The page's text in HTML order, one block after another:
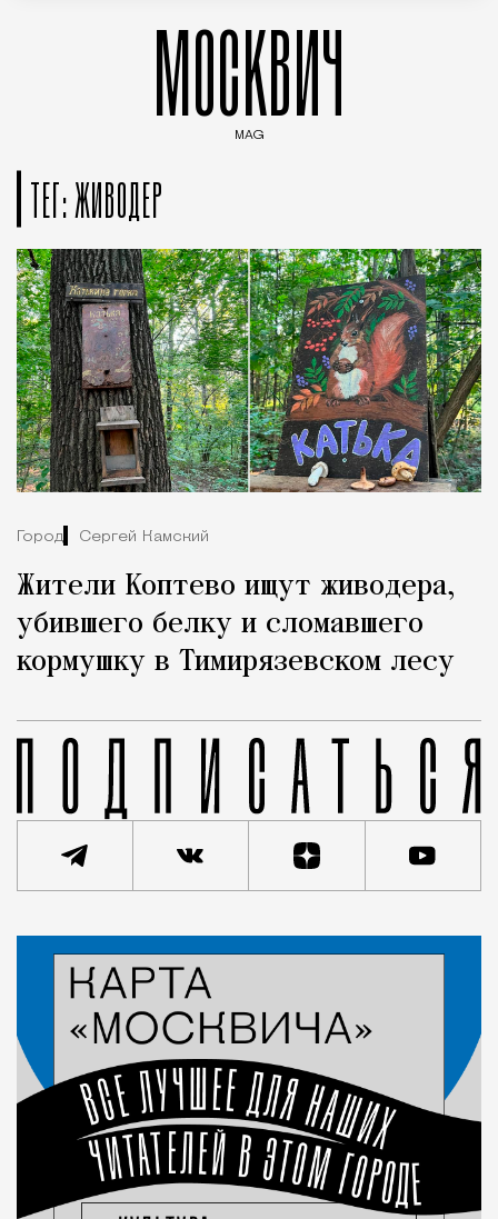
МОСКВИЧ
MAG
ТЕГ: ЖИВОДЕР
Город Сергей Камский
Жители Коптево ищут живодера,
убившего белку и сломавшего
кормушку в Тимирязевском лесу